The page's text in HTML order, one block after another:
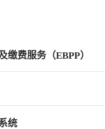
缴费服务（EBPP）
统